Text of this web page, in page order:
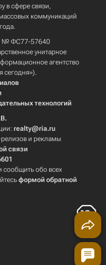
в сфере связи,
коммуникаций
№ ФС77-57640
унитарное
агентство
сегодня»).
технологий
realty@ria.ru
и рекламы
связи
сообщить обо всех
формой обратной